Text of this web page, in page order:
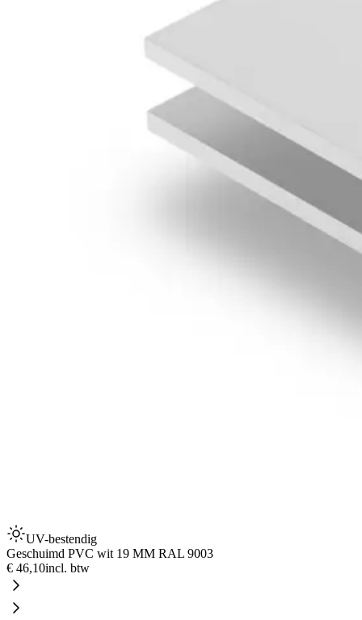
UV-bestendig
Geschuimd PVC wit 19 MM RAL 9003
€ 46,10incl. btw